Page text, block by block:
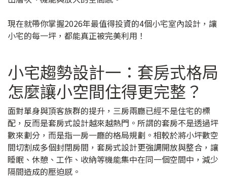
現在就帶你掌握2026年最值得投資的4個小宅室內設計，讓
小宅的每一坪，都能真正被完美利用！
小宅趨勢設計一：套房式格局
怎麼讓小空間住得更完整？
面對單身與頂客族群的提升，三房兩廳已經不是住宅的標
配，反而是套房式設計越來越熱門。所謂的套房不是透過坪
數來劃分，而是指一房一廳的格局規劃。相較於將小坪數空
間切割成多個封閉房間，套房式設計更強調開放與整合，讓
睡眠、休憩、工作、收納等機能集中在同一個空間中，減少
隔間造成的壓迫感。